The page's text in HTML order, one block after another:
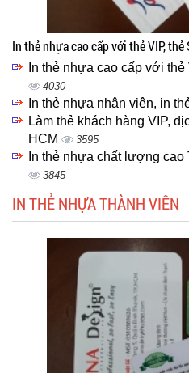
In thẻ nhựa cao cấp với thẻ VIP,
In thẻ nhựa cao cấp với
4030
In thẻ nhựa nhân viên, in
Làm thẻ khách hàng VIP,
HCM
3595
In thẻ nhựa chất lượng
3845
IN THẺ NHỰA THÀNH VIÊN